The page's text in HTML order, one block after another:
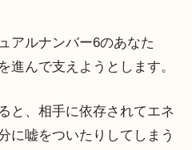
アルナンバー6のあなた
進んで支えようとします。
と、相手に依存されてエネ
に嘘をついたりしてしまう